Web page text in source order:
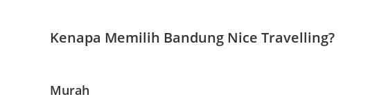
Kenapa Memilih Bandung Nice Travelling?
Murah